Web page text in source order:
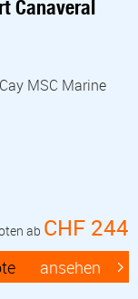
Canaveral
MSC Marine
ab CHF 244
ansehen